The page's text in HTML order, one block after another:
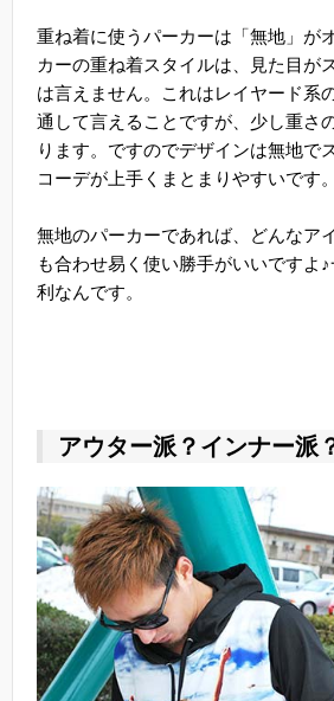
重ね着に使うパーカーは「無地」が
カーの重ね着スタイルは、見た目が
は言えません。これはレイヤード系
通して言えることですが、少し重さ
ります。ですのでデザインは無地で
コーデが上手くまとまりやすいです。
無地のパーカーであれば、どんなア
も合わせ易く使い勝手がいいですよ
利なんです。
アウター派？インナー派